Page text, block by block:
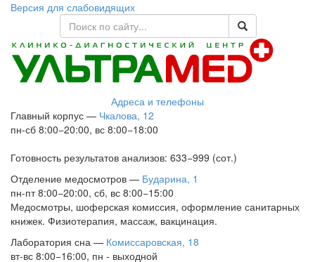
Версия для слабовидящих
Адреса и телефоны
Главный корпус — Чкалова, 12
пн-сб 8:00−20:00, вс 8:00−18:00
Готовность результатов анализов: 633−999 (сот.)
Отделение медосмотров — Бударина, 1
пн-пт 8:00−20:00, сб, вс 8:00−15:00
Медосмотры, шоферская комиссия, оформление санитарных
книжек. Физиотерапия, массаж, вакцинация.
Лаборатория сна — Комиссаровская, 18
вт-вс 8:00−16:00, пн - выходной